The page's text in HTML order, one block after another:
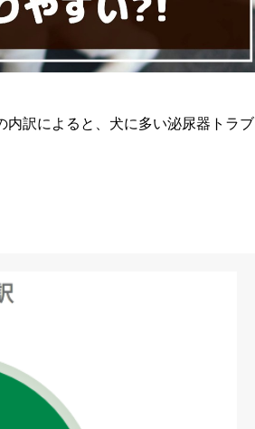
訳によると、犬に多い泌尿器トラブ